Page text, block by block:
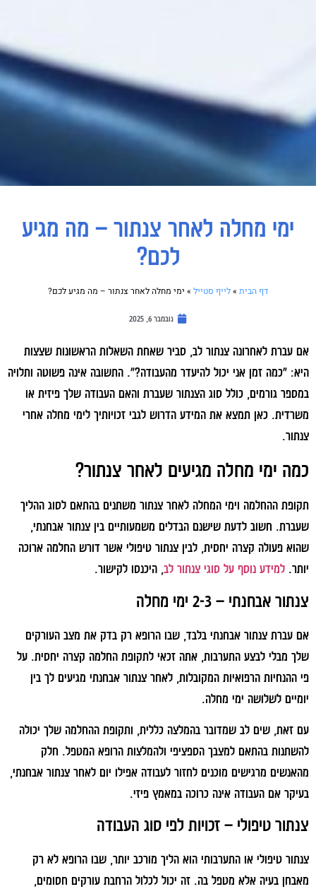
ימי מחלה לאחר צנתור – מה מגיע
לכם?
דף הבית »לייף סטייל » ימי מחלה לאחר צנתור – מה מגיע לכם?
נובמבר 6, 2025
אם עברת לאחרונה צנתור לב, סביר שאחת השאלות הראשונות שצצות
היא: "כמה זמן אני יכול להיעדר מהעבודה?". התשובה אינה פשוטה ותלויה
במספר גורמים, כולל סוג הצנתור שעברת והאם העבודה שלך פיזית או
משרדית. כאן תמצא את המידע הדרוש לגבי זכויותיך לימי מחלה אחרי
צנתור.
כמה ימי מחלה מגיעים לאחר צנתור?
תקופת ההחלמה וימי המחלה לאחר צנתור משתנים בהתאם לסוג ההליך
שעברת. חשוב לדעת שישנם הבדלים משמעותיים בין צנתור אבחנתי,
שהוא פעולה קצרה יחסית, לבין צנתור טיפולי אשר דורש החלמה ארוכה
יותר. למידע נוסף על סוגי צנתור לב, היכנסו לקישור.
צנתור אבחנתי – 2-3 ימי מחלה
אם עברת צנתור אבחנתי בלבד, שבו הרופא רק בדק את מצב העורקים
שלך מבלי לבצע התערבות, אתה זכאי לתקופת החלמה קצרה יחסית. על
פי ההנחיות הרפואיות המקובלות, לאחר צנתור אבחנתי מגיעים לך בין
יומיים לשלושה ימי מחלה.
עם זאת, שים לב שמדובר בהמלצה כללית, ותקופת ההחלמה שלך יכולה
להשתנות בהתאם למצבך הספציפי ולהמלצות הרופא המטפל. חלק
מהאנשים מרגישים מוכנים לחזור לעבודה אפילו יום לאחר צנתור אבחנתי,
בעיקר אם העבודה אינה כרוכה במאמץ פיזי.
צנתור טיפולי – זכויות לפי סוג העבודה
צנתור טיפולי או התערבותי הוא הליך מורכב יותר, שבו הרופא לא רק
מאבחן בעיה אלא מטפל בה. זה יכול לכלול הרחבת עורקים חסומים,